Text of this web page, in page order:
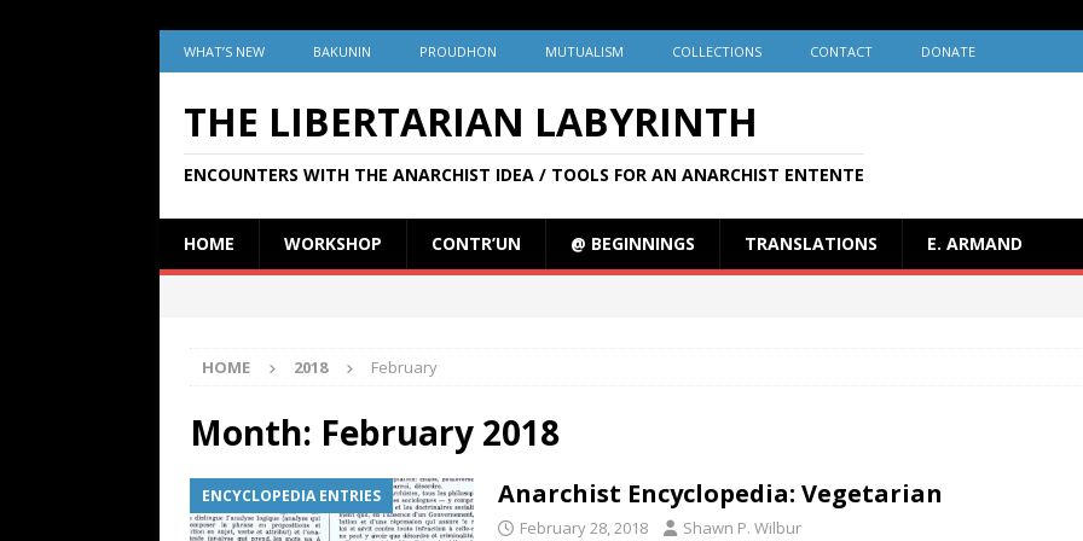
WHAT’S NEW BAKUNIN PROUDHON MUTUALISM COLLECTIONS CONTACT DONATE
THE LIBERTARIAN LABYRINTH
ENCOUNTERS WITH THE ANARCHIST IDEA / TOOLS FOR AN ANARCHIST ENTENTE
HOME WORKSHOP CONTR’UN @ BEGINNINGS TRANSLATIONS E. ARMAND
HOME 2018 February
Month: February 2018
ENCYCLOPEDIA ENTRIES Anarchist Encyclopedia: Vegetarian
February 28, 2018 Shawn P. Wilbur